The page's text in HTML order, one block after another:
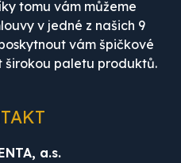
tomu vám můžeme
v jedné z našich 9
vám špičkové
paletu produktů.
a.s.